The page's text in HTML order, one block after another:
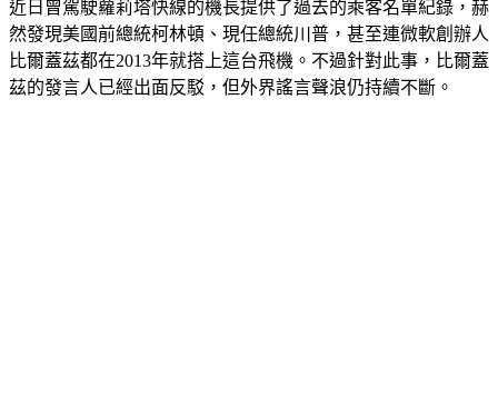
近日曾駕駛蘿莉塔快線的機長提供了過去的乘客名單紀錄，赫
然發現美國前總統柯林頓、現任總統川普，甚至連微軟創辦人
比爾蓋茲都在2013年就搭上這台飛機。不過針對此事，比爾蓋
茲的發言人已經出面反駁，但外界謠言聲浪仍持續不斷。